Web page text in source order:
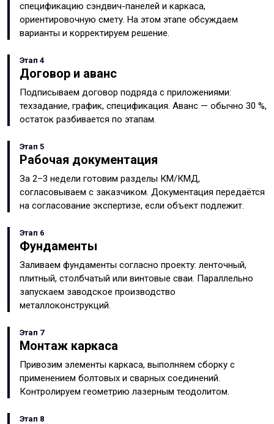
спецификацию сэндвич-панелей и каркаса,
ориентировочную смету. На этом этапе обсуждаем
варианты и корректируем решение.
Этап 4
Договор и аванс
Подписываем договор подряда с приложениями:
техзадание, график, спецификация. Аванс — обычно 30 %,
остаток разбивается по этапам.
Этап 5
Рабочая документация
За 2–3 недели готовим разделы КМ/КМД,
согласовываем с заказчиком. Документация передаётся
на согласование экспертизе, если объект подлежит.
Этап 6
Фундаменты
Заливаем фундаменты согласно проекту: ленточный,
плитный, столбчатый или винтовые сваи. Параллельно
запускаем заводское производство
металлоконструкций.
Этап 7
Монтаж каркаса
Привозим элементы каркаса, выполняем сборку с
применением болтовых и сварных соединений.
Контролируем геометрию лазерным теодолитом.
Этап 8